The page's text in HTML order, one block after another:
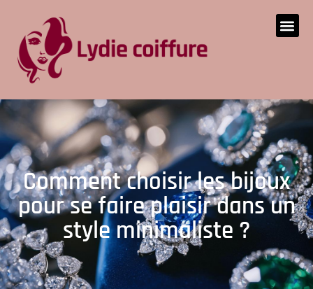
Comment choisir les bijoux
pour se faire plaisir dans un
style minimaliste ?